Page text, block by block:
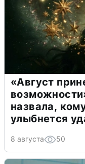
«Август
назвала,
улыбнется
8 августа 50